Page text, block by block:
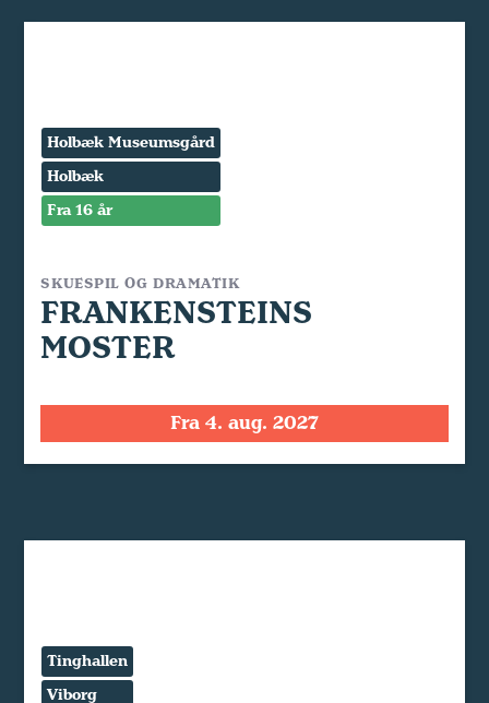
Holbæk Museumsgård
Holbæk
Fra 16 år
SKUESPIL OG DRAMATIK
FRANKENSTEINS
MOSTER
Fra 4. aug. 2027
Tinghallen
Viborg